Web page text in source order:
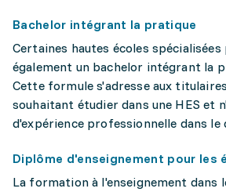
Bachelor intégrant la pratique
Certaines hautes écoles
également un bachelor intégrant la
Cette formule s'adresse aux
souhaitant étudier dans une HES et
d'expérience professionnelle dans le
Diplôme d'enseignement pour les
La formation à l'enseignement dans